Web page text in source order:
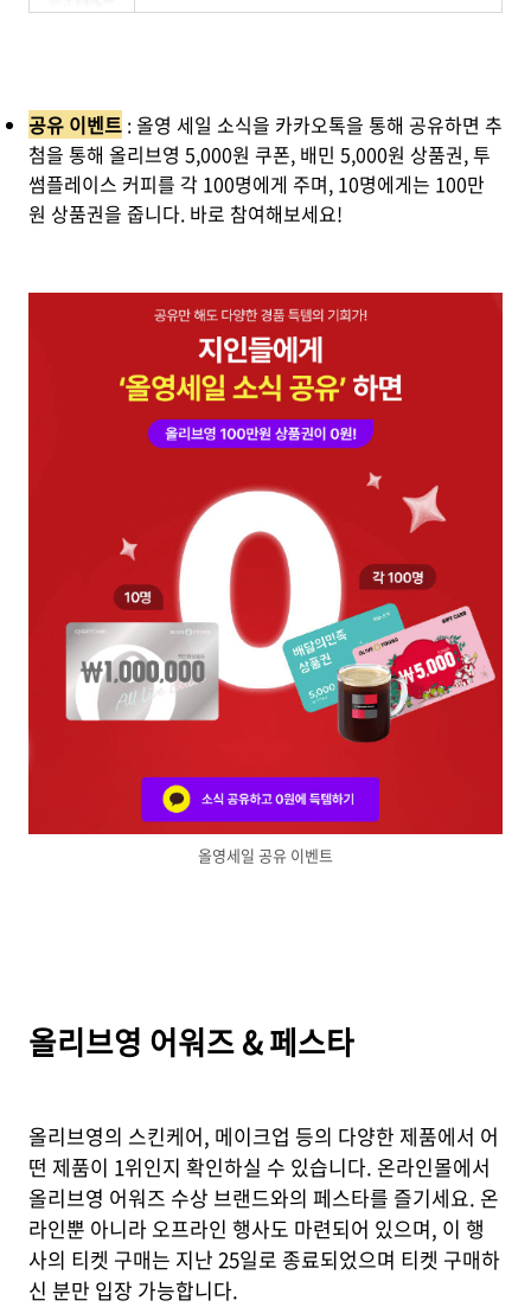
공유 이벤트 : 올영 세일 소식을 카카오톡을 통해 공유하면 추
첨을 통해 올리브영 5,000원 쿠폰, 배민 5,000원 상품권, 투
썸플레이스 커피를 각 100명에게 주며, 10명에게는 100만
원 상품권을 줍니다. 바로 참여해보세요!
올영세일 공유 이벤트
올리브영 어워즈 & 페스타
올리브영의 스킨케어, 메이크업 등의 다양한 제품에서 어
떤 제품이 1위인지 확인하실 수 있습니다. 온라인몰에서
올리브영 어워즈 수상 브랜드와의 페스타를 즐기세요. 온
라인뿐 아니라 오프라인 행사도 마련되어 있으며, 이 행
사의 티켓 구매는 지난 25일로 종료되었으며 티켓 구매하
신 분만 입장 가능합니다.